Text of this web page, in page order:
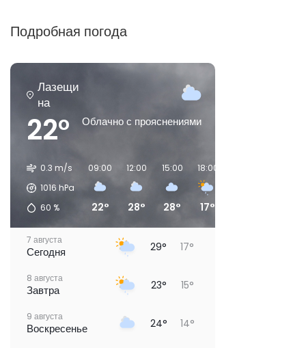
Подробная погода
Лазещи
на
22° Облачно с прояснениями
0.3 m/s
1016 hPa
60 %
09:00
22°
12:00
28°
15:00
28°
18:00
17°
7 августа
Сегодня 29° 17°
8 августа
Завтра 23° 15°
9 августа
Воскресенье 24° 14°